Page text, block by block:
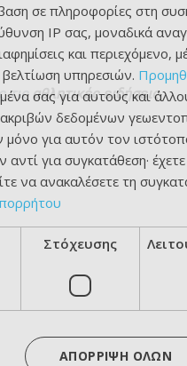
τις αθλητικές ειδήσεις
σε πληροφορίες στη
IP σας, μοναδικά
και περιεχόμενο,
υπηρεσιών.
σας για αυτούς και
δεδομένων
μόνο για αυτόν τον
για συγκατάθεση·
να ανακαλέσετε τη
Στόχευσης
ΑΠΌΡΡΙΨΗ ΌΛΩΝ